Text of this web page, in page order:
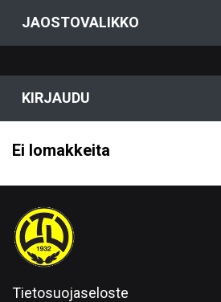
JAOSTOVALIKKO
KIRJAUDU
Ei lomakkeita
Tietosuojaseloste